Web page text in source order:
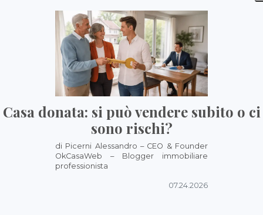
Casa donata: si può vendere subito o ci
sono rischi?
di Picerni Alessandro – CEO & Founder
OkCasaWeb – Blogger immobiliare
professionista
07.24.2026